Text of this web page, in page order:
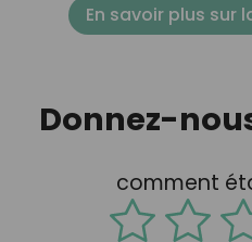
En savoir plus sur
Donnez-
comment